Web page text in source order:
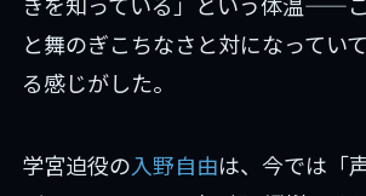
と舞のぎこちなさと対になってい
る感じがした。
学宮迫役の入野自由は、今では「